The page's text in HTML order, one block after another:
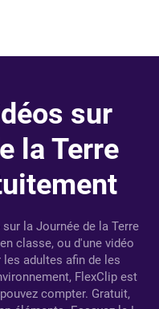
sur
la Terre
la Journée de la Terre
classe, ou d'une vidéo
les adultes afin de les
FlexClip est
compter. Gratuit,